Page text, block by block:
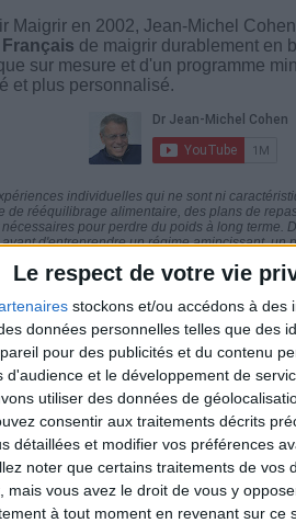
Le respect de votre vie
stockons et/ou accédons à des
données personnelles telles que des
pour des publicités et du contenu
d'audience et le développement de
utiliser des données de
consentir aux traitements décrits
détaillées et modifier vos préférences
noter que certains traitements de
mais vous avez le droit de vous y
à tout moment en revenant sur ce
Maigrir en 2002, Jean-Michel
de maigrir durablement en
sur mesure et d'un programme
et plus personnalisé.
individuelles qui ne sont ni
de rééquilibrage alimentaire, des plans de
pour perdre du poids à long terme.
d'entreprendre un régime amincissant, un
Motivation
et de la Communauté Savoir
rapprocher sereinement de